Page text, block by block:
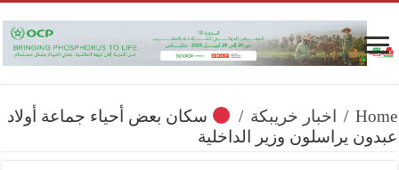
Home
/ اخبار خريبكة /
سكان بعض أحياء جماعة أولاد
عبدون يراسلون وزير الداخلية